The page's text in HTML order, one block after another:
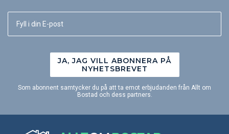
JA, JAG VILL ABONNERA PÅ
NYHETSBREVET
Som abonnent samtycker du på att ta emot erbjudanden från Allt om
Bostad och dess partners.